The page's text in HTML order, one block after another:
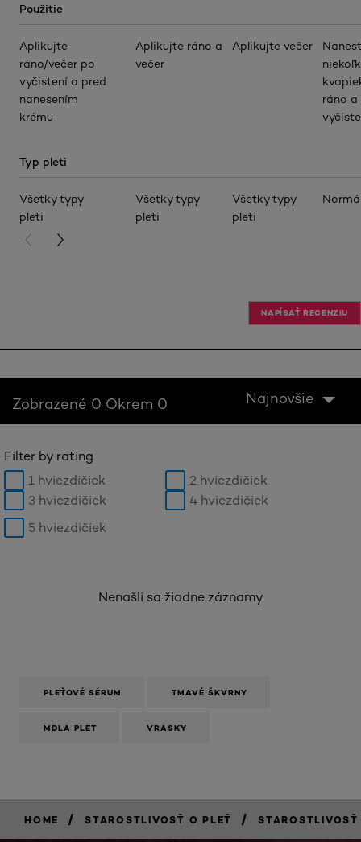
Použitie
Aplikujte
ráno/večer po
vyčistení a pred
nanesením
krému
Typ pleti
Všetky typy
pleti
Aplikujte ráno a
večer
Všetky typy
pleti
Aplikujte večer
Všetky typy
pleti
ráno a
PREVIOUS CARD
NEXT CARD
NAPÍSAŤ RECENZIU
Zobrazené 0 Okrem 0 Najnovšie
Filter by rating
1 hviezdičiek
2 hviezdičiek
3 hviezdičiek
4 hviezdičiek
5 hviezdičiek
Nenašli sa žiadne záznamy
PLEŤOVÉ SÉRUM TMAVÉ ŠKVRNY
MDLA PLET VRASKY
HOME / STAROSTLIVOSŤ O PLEŤ /